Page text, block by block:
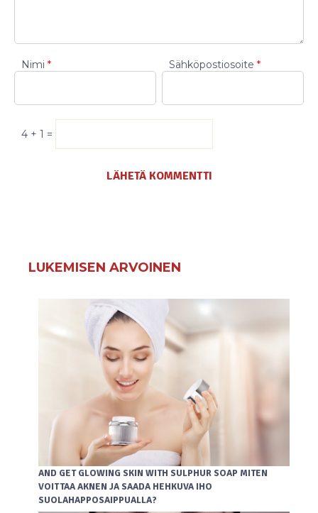
Nimi * Sähköpostiosoite *
4 + 1 =
LUKEMISEN ARVOINEN
AND GET GLOWING SKIN WITH SULPHUR SOAP MITEN
VOITTAA AKNEN JA SAADA HEHKUVA IHO
SUOLAHAPPOSAIPPUALLA?